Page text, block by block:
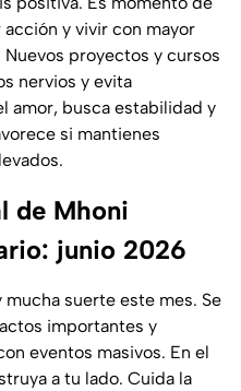
y vivir con mayor
proyectos y cursos
nervios y evita
amor, busca estabilidad y
si mantienes
de Mhoni
junio 2026
suerte este mes. Se
importantes y
eventos masivos. En el
a tu lado. Cuida la